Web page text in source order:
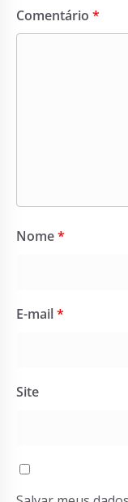
Comentário *
Nome*
E-mail*
Site